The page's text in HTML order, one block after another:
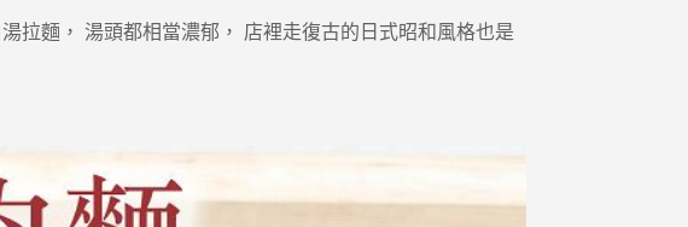
拉麵， 湯頭都相當濃郁， 店裡走復古的日式昭和風格也是